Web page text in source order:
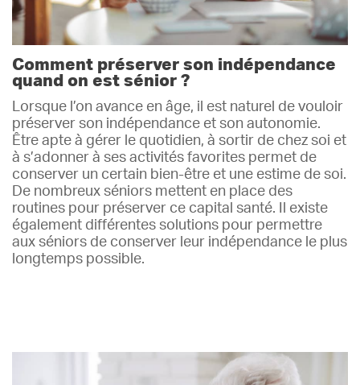
Comment préserver son indépendance
quand on est sénior ?
Lorsque l’on avance en âge, il est naturel de vouloir
préserver son indépendance et son autonomie.
Être apte à gérer le quotidien, à sortir de chez soi et
à s’adonner à ses activités favorites permet de
conserver un certain bien-être et une estime de soi.
De nombreux séniors mettent en place des
routines pour préserver ce capital santé. Il existe
également différentes solutions pour permettre
aux séniors de conserver leur indépendance le plus
longtemps possible.